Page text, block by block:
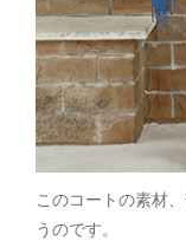
このコートの素材
うのです。